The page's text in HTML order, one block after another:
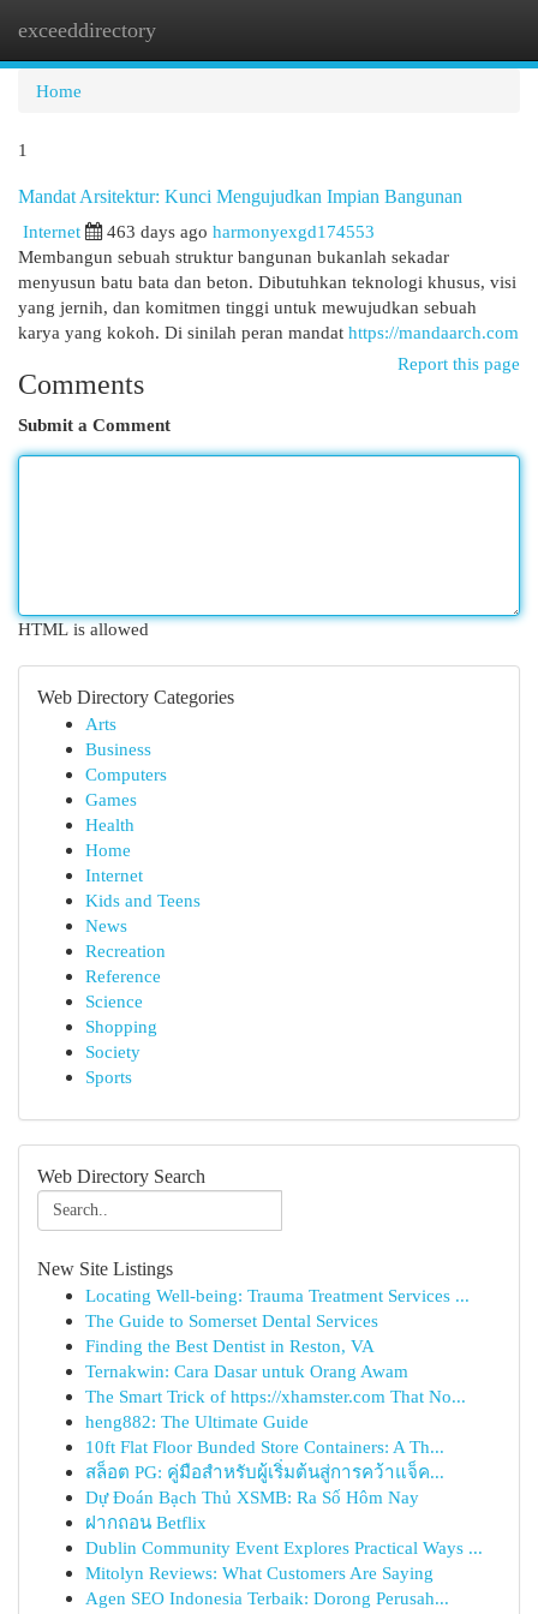
exceeddirectory
Home
1
Mandat Arsitektur: Kunci Mengujudkan Impian Bangunan
Internet
463 days ago harmonyexgd174553
Membangun sebuah struktur bangunan bukanlah sekadar
menyusun batu bata dan beton. Dibutuhkan teknologi khusus, visi
yang jernih, dan komitmen tinggi untuk mewujudkan sebuah
karya yang kokoh. Di sinilah peran mandat https://mandaarch.com
Report this page
Comments
Submit a Comment
HTML is allowed
Web Directory Categories
Arts
Business
Computers
Games
Health
Home
Internet
Kids and Teens
News
Recreation
Reference
Science
Shopping
Society
Sports
Web Directory Search
New Site Listings
Locating Well-being: Trauma Treatment Services ...
The Guide to Somerset Dental Services
Finding the Best Dentist in Reston, VA
Ternakwin: Cara Dasar untuk Orang Awam
The Smart Trick of https://xhamster.com That No...
heng882: The Ultimate Guide
10ft Flat Floor Bunded Store Containers: A Th...
สล็อต PG: คู่มือสำหรับผู้เริ่มต้นสู่การคว้าแจ็ค...
Dự Đoán Bạch Thủ XSMB: Ra Số Hôm Nay
ฝากถอน Betflix
Dublin Community Event Explores Practical Ways ...
Mitolyn Reviews: What Customers Are Saying
Agen SEO Indonesia Terbaik: Dorong Perusah...